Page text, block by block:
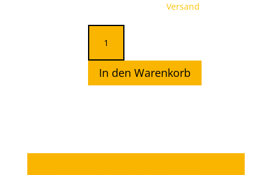
Versand
Aceto
balsamico
Modena
In den Warenkorb